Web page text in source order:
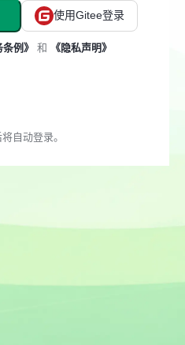
使用Gitee登录
条例》 和 《隐私声明》
自动登录。